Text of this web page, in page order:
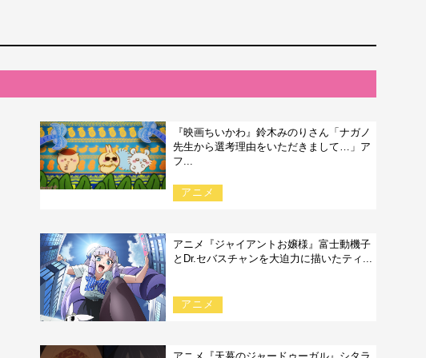
『映画ちいかわ』鈴木みのりさん「ナガノ
先生から選考理由をいただきまして…」ア
フ...
アニメ
アニメ『ジャイアントお嬢様』富士動機子
とDr.セバスチャンを大迫力に描いたティ...
アニメ